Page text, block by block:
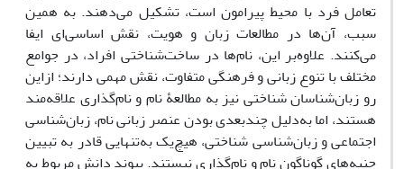
تعامل فرد با محیط پیرامون است، تشکیل می‌دهند. به‌ همین
سبب، آن‌ها در مطالعات زبان و هویت، نقش اساسی‌ای ایفا
می‌کنند. علاوه‌بر این، نام‌ها در ساخت‌شناختی افراد، در جوامع
مختلف با تنوع زبانی و فرهنگی متفاوت، نقش مهمی دارند؛ ازاین‌
رو زبان‌شناسان شناختی نیز به مطالعۀ نام و نام‌گذاری علاقه‌مند
هستند، اما به‌دلیل چندبعدی بودن عنصر زبانی نام، زبان‌شناسی
اجتماعی و زبان‌شناسی شناختی، هیچ‌یک به‌تنهایی قادر به تبیین
جنبه‌های گوناگون نام و نام‌گذاری نیستند. پیوند دانش مربوط به